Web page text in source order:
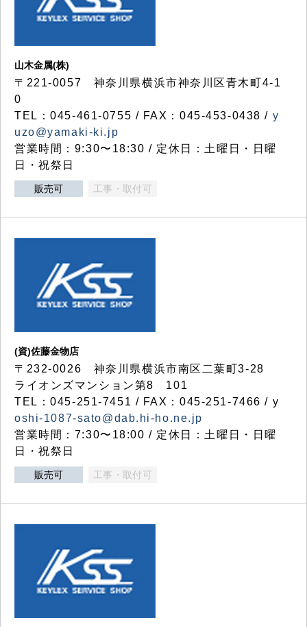
山木金属(株)
〒221-0057 神奈川県横浜市神奈川区青木町4-1
0
TEL：045-461-0755 / FAX：045-453-0438 / y
uzo@yamaki-ki.jp
営業時間：9:30〜18:30 / 定休日：土曜日・日曜
日・祝祭日
販売可 工事・取付可
(資)佐藤金物店
〒232-0026 神奈川県横浜市南区二葉町3-28
ライオンズマンション第8 101
TEL：045-251-7451 / FAX：045-251-7466 / y
oshi-1087-sato@dab.hi-ho.ne.jp
営業時間：7:30〜18:00 / 定休日：土曜日・日曜
日・祝祭日
販売可 工事・取付可